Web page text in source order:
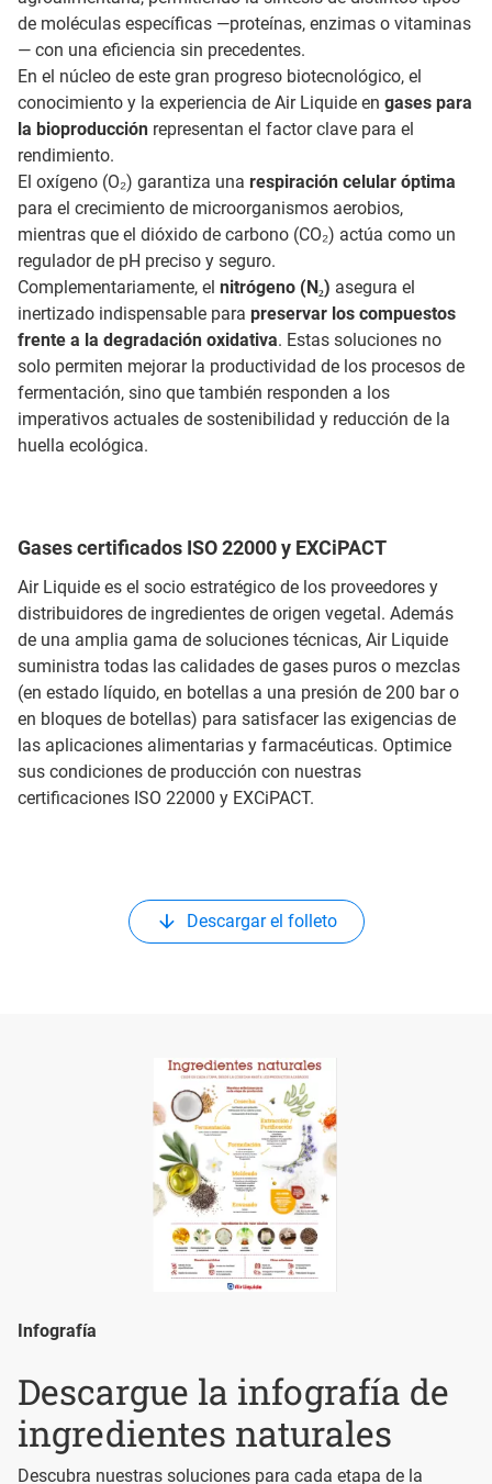
de moléculas específicas —proteínas, enzimas o vitaminas
— con una eficiencia sin precedentes.
En el núcleo de este gran progreso biotecnológico, el
conocimiento y la experiencia de Air Liquide en gases para
la bioproducción representan el factor clave para el
rendimiento.
El oxígeno (O₂) garantiza una respiración celular óptima
para el crecimiento de microorganismos aerobios,
mientras que el dióxido de carbono (CO₂) actúa como un
regulador de pH preciso y seguro.
Complementariamente, el nitrógeno (N₂) asegura el
inertizado indispensable para preservar los compuestos
frente a la degradación oxidativa. Estas soluciones no
solo permiten mejorar la productividad de los procesos de
fermentación, sino que también responden a los
imperativos actuales de sostenibilidad y reducción de la
huella ecológica.
Gases certificados ISO 22000 y EXCiPACT
Air Liquide es el socio estratégico de los proveedores y
distribuidores de ingredientes de origen vegetal. Además
de una amplia gama de soluciones técnicas, Air Liquide
suministra todas las calidades de gases puros o mezclas
(en estado líquido, en botellas a una presión de 200 bar o
en bloques de botellas) para satisfacer las exigencias de
las aplicaciones alimentarias y farmacéuticas. Optimice
sus condiciones de producción con nuestras
certificaciones ISO 22000 y EXCiPACT.
Descargar el folleto
Infografía
Descargue la infografía de
ingredientes naturales
Descubra nuestras soluciones para cada etapa de la